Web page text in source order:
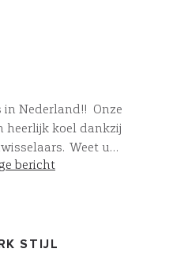
tussen casco
een perfecte
lagere bouwkosten is
Zo leveren we meer
bij Villawork
in Nederland!! Onze
heerlijk koel dankzij
Weet u
het kost om onze
bericht
STIJL